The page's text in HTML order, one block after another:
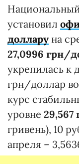
установил
доллару на
27,0996 грн/
укрепилась к
грн/доллар во
курс
уровне 29,567
гривень), 10
апреля –